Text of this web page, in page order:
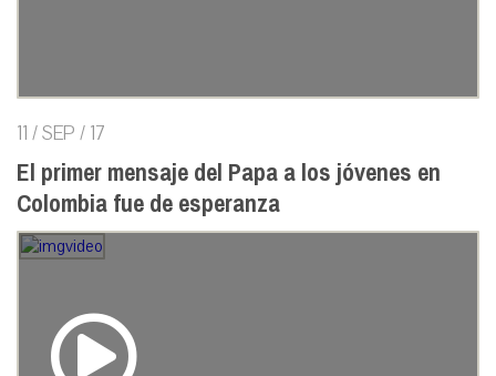
11 / SEP / 17
El primer mensaje del Papa a los jóvenes en
Colombia fue de esperanza